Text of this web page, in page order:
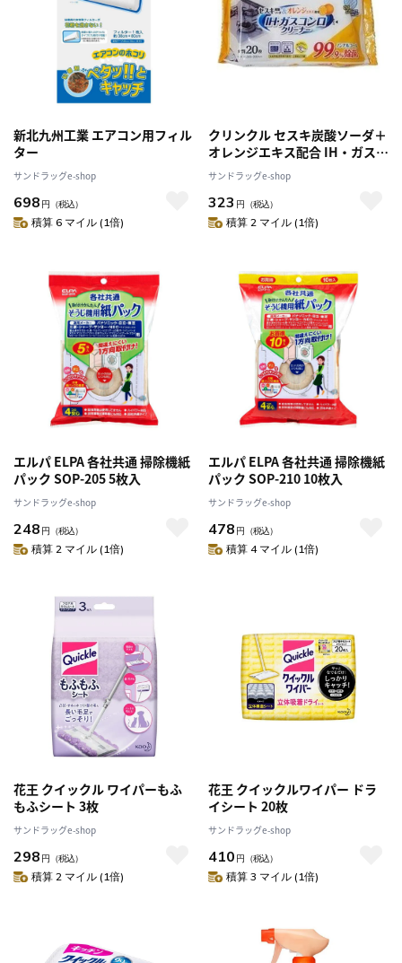
新北九州工業 エアコン用フィル
ター
サンドラッグe-shop
698 円 （税込）
積算 6 マイル (1倍)
クリンクル セスキ炭酸ソーダ＋
オレンジエキス配合 IH・ガスコ
ンロクリーナー 大判20枚【3個
セット】
サンドラッグe-shop
323 円 （税込）
積算 2 マイル (1倍)
エルパ ELPA 各社共通 掃除機紙
パック SOP-205 5枚入
サンドラッグe-shop
248 円 （税込）
積算 2 マイル (1倍)
エルパ ELPA 各社共通 掃除機紙
パック SOP-210 10枚入
サンドラッグe-shop
478 円 （税込）
積算 4 マイル (1倍)
花王 クイックル ワイパーもふ
もふシート 3枚
サンドラッグe-shop
298 円 （税込）
積算 2 マイル (1倍)
花王 クイックルワイパー ドラ
イシート 20枚
サンドラッグe-shop
410 円 （税込）
積算 3 マイル (1倍)